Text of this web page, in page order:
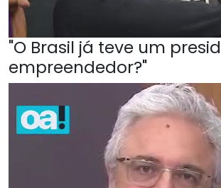
"O Brasil já teve um
empreendedor?"